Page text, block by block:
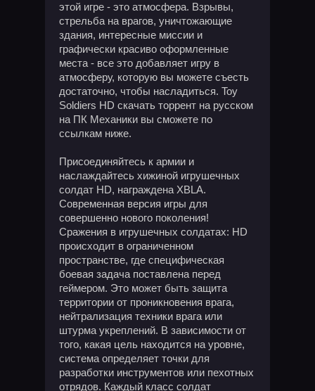
этой игре - это атмосфера. Взрывы,
стрельба на врагов, уничтожающие
здания, интересные миссии и
графически красиво оформленные
места - все это добавляет игру в
атмосферу, которую вы можете съесть
достаточно, чтобы насладиться. Toy
Soldiers HD скачать торрент на русском
на ПК Механики вы сможете по
ссылкам ниже.
Присоединяйтесь к армии и
наслаждайтесь хижиной игрушечных
солдат HD, награждена XBLA.
Современная версия игры для
совершенно нового поколения!
Сражения в игрушечных солдатах: HD
происходит в ограниченном
пространстве, где специфическая
боевая задача поставлена ​​перед
геймером. Это может быть защита
территории от проникновения врага,
нейтрализация техники врага или
штурма укреплений. В зависимости от
того, какая цель находится на уровне,
система определяет точки для
разработки инструментов или пехотных
отрядов. Каждый класс солдат